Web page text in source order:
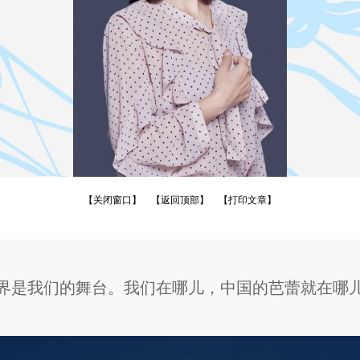
【关闭窗口】 【返回顶部】 【打印文章】
是我们的舞台。我们在哪儿，中国的芭蕾就在哪